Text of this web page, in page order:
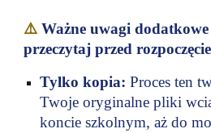
⚠️Ważne uwagi
przeczytaj przed
Tylko kopia: Proces ten
Twoje oryginalne pliki
koncie szkolnym, aż do